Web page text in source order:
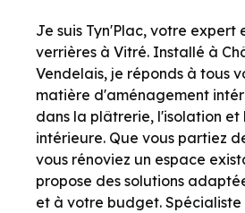
Je suis Tyn'Plac, votre expert
verrières à Vitré. Installé à
Vendelais, je réponds à tous
matière d'aménagement
dans la plâtrerie, l'isolation et
intérieure. Que vous partiez
vous rénoviez un espace
propose des solutions
et à votre budget. Spécialiste